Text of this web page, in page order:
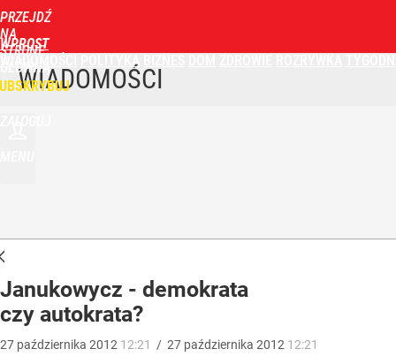
PRZEJDŹ
NA
STRONĘ
GŁÓWNĄ
WPROST
POLITYKA
WIADOMOŚCI
Janukowycz - demokrata
czy autokrata?
27 października 2012 12:21 / 27 października 2012 12:21